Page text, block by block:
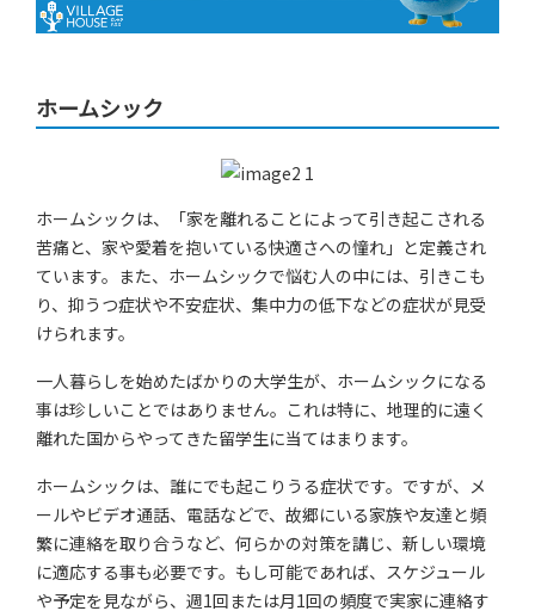
ホームシック
ホームシックは、「家を離れることによって引き起こされる
苦痛と、家や愛着を抱いている快適さへの憧れ」と定義され
ています。また、ホームシックで悩む人の中には、引きこも
り、抑うつ症状や不安症状、集中力の低下などの症状が見受
けられます。
一人暮らしを始めたばかりの大学生が、ホームシックになる
事は珍しいことではありません。これは特に、地理的に遠く
離れた国からやってきた留学生に当てはまります。
ホームシックは、誰にでも起こりうる症状です。ですが、メ
ールやビデオ通話、電話などで、故郷にいる家族や友達と頻
繁に連絡を取り合うなど、何らかの対策を講じ、新しい環境
に適応する事も必要です。もし可能であれば、スケジュール
や予定を見ながら、週1回または月1回の頻度で実家に連絡す